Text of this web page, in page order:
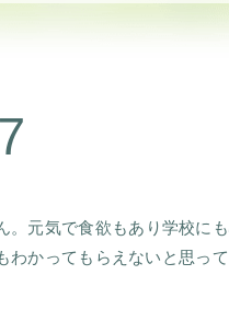
。元気で食欲もあり学校に
わかってもらえないと思っ